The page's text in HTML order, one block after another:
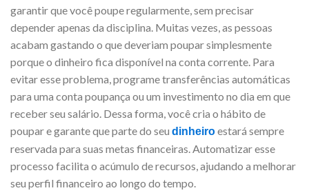
garantir que você poupe regularmente, sem precisar
depender apenas da disciplina. Muitas vezes, as pessoas
acabam gastando o que deveriam poupar simplesmente
porque o dinheiro fica disponível na conta corrente. Para
evitar esse problema, programe transferências automáticas
para uma conta poupança ou um investimento no dia em que
receber seu salário. Dessa forma, você cria o hábito de
poupar e garante que parte do seu dinheiroestará sempre
reservada para suas metas financeiras. Automatizar esse
processo facilita o acúmulo de recursos, ajudando a melhorar
seu perfil financeiro ao longo do tempo.